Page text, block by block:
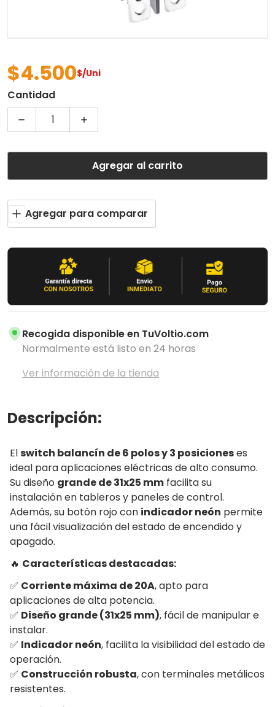
$4.500$/Uni
Cantidad
Disminuir cantidad para SWITCH BALANCIN 6P
Aumentar cantidad para SWITCH
Agregar al carrito
Agregar para comparar
Recogida disponible en TuVoltio.com
Normalmente está listo en 24 horas
Ver información de la tienda
Descripción:
Elswitch balancín de 6 polos y 3 posicioneses
ideal para aplicaciones eléctricas de alto consumo.
Su diseño grande de 31x25 mm facilita su
instalación en tableros y paneles de control.
Además, su botón rojo con indicador neón permite
una fácil visualización del estado de encendido y
apagado.
🔥 Características destacadas:
✅ Corriente máxima de 20A, apto para
aplicaciones de alta potencia.
✅ Diseño grande (31x25 mm), fácil de manipular e
instalar.
✅ Indicador neón, facilita la visibilidad del estado de
operación.
✅ Construcción robusta, con terminales metálicos
resistentes.